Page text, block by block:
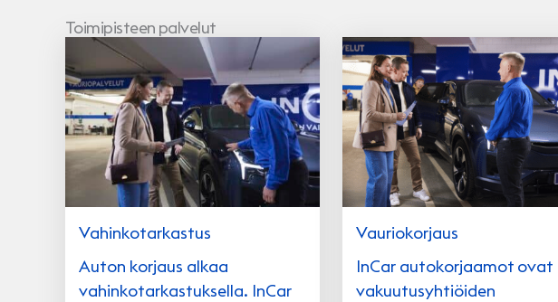
Toimipisteen palvelut
Vahinkotarkastus
Auton korjaus alkaa
vahinkotarkastuksella. InCar
Vauriokorjaus
InCar autokorjaamot ovat
vakuutusyhtiöiden